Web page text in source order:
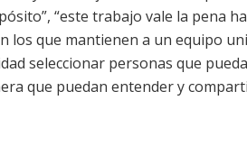
“este trabajo vale la pena
los que mantienen a un equipo
seleccionar personas que
que puedan entender y